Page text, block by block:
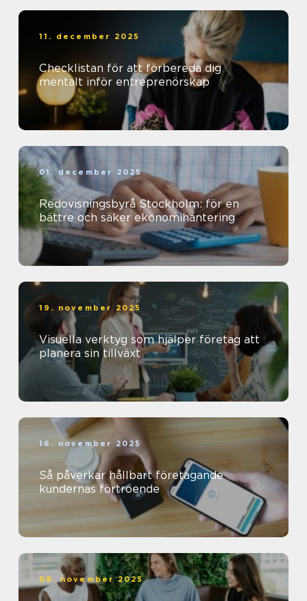
11. december 2025
Checklistan för att förbereda dig
mentalt inför entreprenörskap
01. december 2025
Redovisningsbyrå Stockholm: för en
bättre och säker ekonomihantering
19. november 2025
Visuella verktyg som hjälper företag att
planera sin tillväxt
16. november 2025
Så påverkar hållbart företagande
kundernas förtroende
09. november 2025